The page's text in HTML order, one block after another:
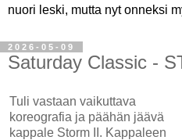
nuori leski, mutta nyt onneksi
2026-05-09
Saturday Classic -
Tuli vastaan vaikuttava
koreografia ja päähän jäävä
kappale Storm II. Kappaleen